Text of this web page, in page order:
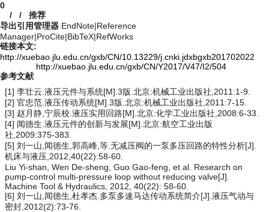
0
/ / 推荐
导出引用管理器 EndNote|Reference
Manager|ProCite|BibTeX|RefWorks
链接本文:
http://xuebao.jlu.edu.cn/gxb/CN/10.13229/j.cnki.jdxbgxb201702022
http://xuebao.jlu.edu.cn/gxb/CN/Y2017/V47/I2/504
参考文献
[1] 李壮云.液压元件与系统[M].3版.北京:机械工业出版社,2011:1-9.
[2] 官忠范.液压传动系统[M].3版.北京:机械工业出版社,2011:7-15.
[3] 赵月静,宁辰校.液压实用回路[M].北京:化学工业出版社,2008:6-33.
[4] 闻德生.液压元件的创新与发展[M].北京:航空工业出版
社,2009:375-383.
[5] 刘一山,闻德生,郭高峰,等.无减压阀的一泵多压回路的特性分析[J].
机床与液压,2012,40(22):58-60.
Liu Yi-shan, Wen De-sheng, Guo Gao-feng, et al. Research on
pump-control multi-pressure loop without reducing valve[J].
Machine Tool & Hydraulics, 2012, 40(22): 58-60.
[6] 刘一山,闻德生,杜孝杰.多泵多速马达传动系统简介[J].液压气动与
密封,2012(2):73-76.